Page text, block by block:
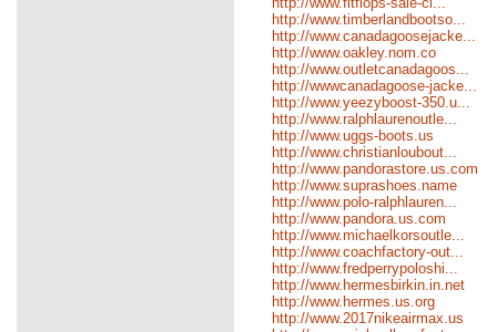
http://www.timberlandbootso...
http://www.canadagoosejacke...
http://www.oakley.nom.co
http://www.outletcanadagoos...
http://wwwcanadagoose-jacke...
http://www.yeezyboost-350.u...
http://www.ralphlaurenoutle...
http://www.uggs-boots.us
http://www.christianloubout...
http://www.pandorastore.us.com
http://www.suprashoes.name
http://www.polo-ralphlauren...
http://www.pandora.us.com
http://www.michaelkorsoutle...
http://www.coachfactory-out...
http://www.fredperrypoloshi...
http://www.hermesbirkin.in.net
http://www.hermes.us.org
http://www.2017nikeairmax.us